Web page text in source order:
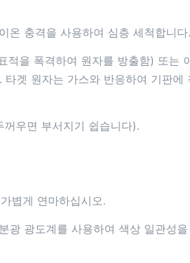
온 충격을 사용하여 심층 세척합니다.
을 폭격하여 원자를 방출함) 또는
겟 원자는 가스와 반응하여 기판에
우면 부서지기 쉽습니다).
볍게 연마하십시오.
광도계를 사용하여 색상 일관성